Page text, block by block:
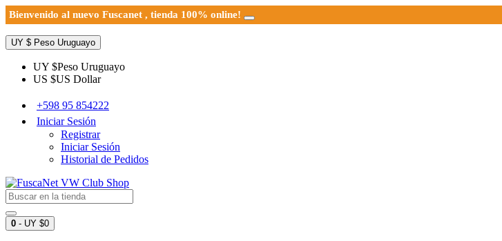
Bienvenido al nuevo Fuscanet , tienda 100% online!
UY $ Peso Uruguayo
UY $Peso Uruguayo
US $US Dollar
+598 95 854222
Iniciar Sesión
Registrar
Iniciar Sesión
Historial de Pedidos
0 - UY $0